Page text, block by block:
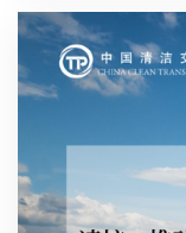
能源方案的采纳与